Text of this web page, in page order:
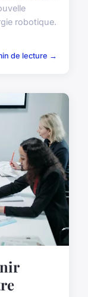
robotique.
de lecture →